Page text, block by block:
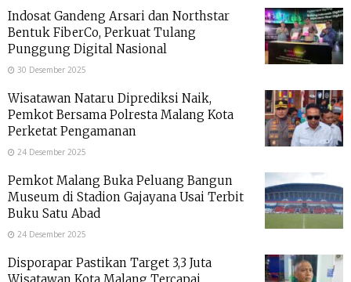
Indosat Gandeng Arsari dan Northstar
Bentuk FiberCo, Perkuat Tulang
Punggung Digital Nasional
30 Desember 2025
Wisatawan Nataru Diprediksi Naik,
Pemkot Bersama Polresta Malang Kota
Perketat Pengamanan
24 Desember 2025
Pemkot Malang Buka Peluang Bangun
Museum di Stadion Gajayana Usai Terbit
Buku Satu Abad
24 Desember 2025
Disporapar Pastikan Target 3,3 Juta